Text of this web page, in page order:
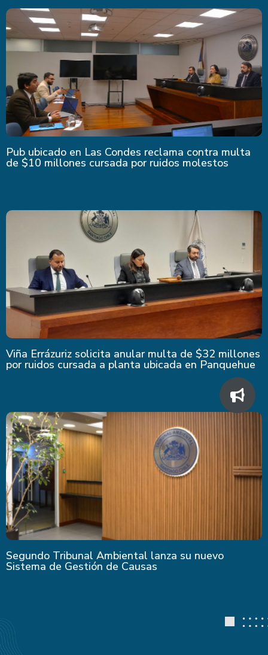
Pub ubicado en Las Condes reclama contra multa
de $10 millones cursada por ruidos molestos
Viña Errázuriz solicita anular multa de $32 millones
por ruidos cursada a planta ubicada en Panquehue
Segundo Tribunal Ambiental lanza su nuevo
Sistema de Gestión de Causas